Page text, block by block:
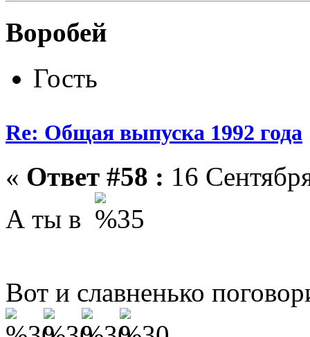
Воробей
Гость
Re: Общая выпуска 1992 года
« Ответ #58 : 16
А ты в
Вот и славненько